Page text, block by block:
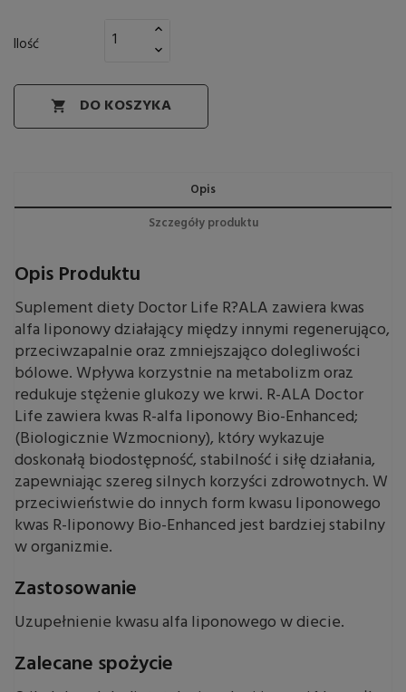
Ilość
 DO KOSZYKA
Opis
Szczegóły produktu
Opis Produktu
Suplement diety Doctor Life R?ALA zawiera kwas
alfa liponowy działający między innymi regenerująco,
przeciwzapalnie oraz zmniejszająco dolegliwości
bólowe. Wpływa korzystnie na metabolizm oraz
redukuje stężenie glukozy we krwi. R-ALA Doctor
Life zawiera kwas R-alfa liponowy Bio-Enhanced;
(Biologicznie Wzmocniony), który wykazuje
doskonałą biodostępność, stabilność i siłę działania,
zapewniając szereg silnych korzyści zdrowotnych. W
przeciwieństwie do innych form kwasu liponowego
kwas R-liponowy Bio-Enhanced jest bardziej stabilny
w organizmie.
Zastosowanie
Uzupełnienie kwasu alfa liponowego w diecie.
Zalecane spożycie